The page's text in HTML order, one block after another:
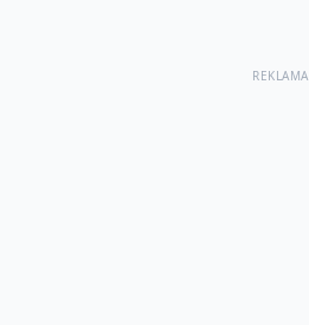
REKLAMA